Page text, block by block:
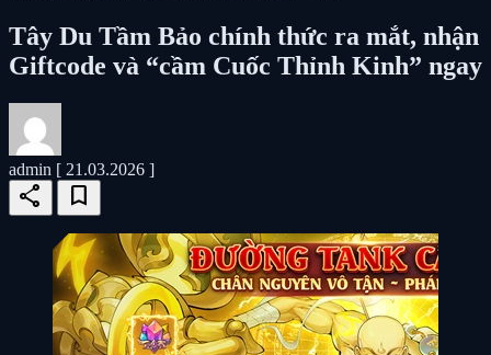
Tây Du Tầm Bảo chính thức ra mắt, nhận
Giftcode và “cầm Cuốc Thỉnh Kinh” ngay
admin [ 21.03.2026 ]
share bookmark